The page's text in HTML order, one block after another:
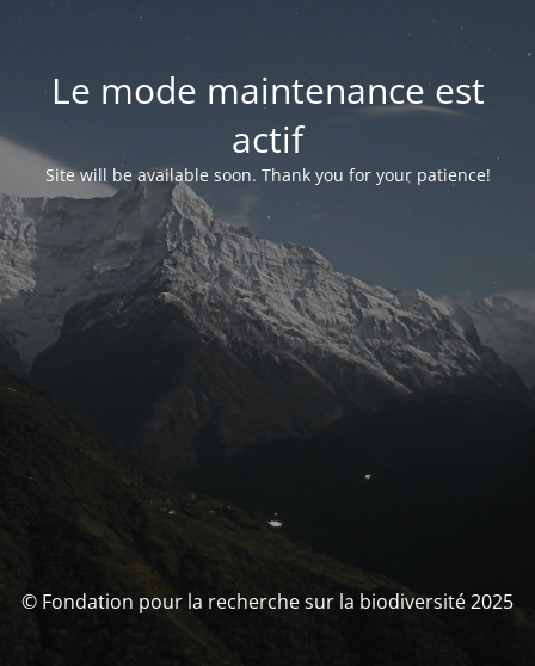
Le mode maintenance est
actif
Site will be available soon. Thank you for your patience!
© Fondation pour la recherche sur la biodiversité 2025